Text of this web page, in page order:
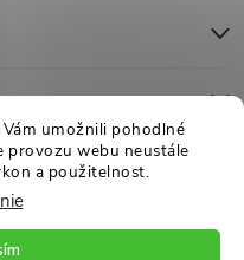
umožnili pohodlné
provozu webu neustále
a použitelnost.
práva vyhradené.